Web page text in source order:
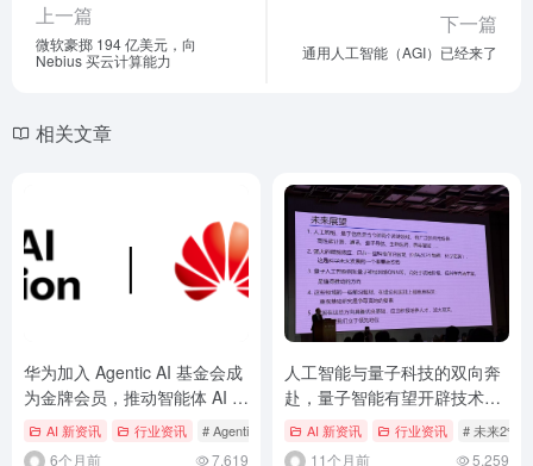
上一篇
微软豪掷 194 亿美元，向
Nebius 买云计算能力
下一篇
通用人工智能（AGI）已经来了
相关文章
华为加入 Agentic AI 基金会成
为金牌会员，推动智能体 AI 系
统开放互操作
AI 新资讯 行业资讯 # Agentic AI # AI 智能体
6个月前 7,619
人工智能与量子科技的双向奔
赴，量子智能有望开辟技术变
革新路径
AI 新资讯 行业资讯 # 未来2%
11个月前 5,259